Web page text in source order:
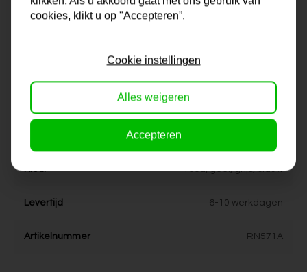
Korte omschrijving
Origineel schilderij van onze
60x120, 70x140, 80x160
Kleur rood, geel, grijs, blauw
Levertijd 6-10 werkdagen
Artikelnummer RN571A
cookies, klikt u op "Accepteren”.
Cookie instellingen
Alles weigeren
Accepteren